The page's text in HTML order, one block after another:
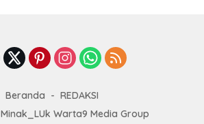
Beranda
REDAKSI
Warta9 Media Group